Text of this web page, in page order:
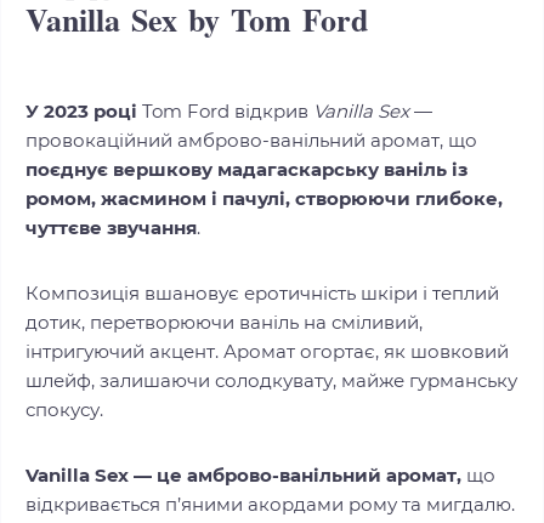
Vanilla Sex by Tom Ford
У 2023 році Tom Ford відкрив Vanilla Sex—
провокаційний амброво-ванільний аромат, що
поєднує вершкову мадагаскарську ваніль із
ромом, жасмином і пачулі, створюючи глибоке,
чуттєве звучання.
Композиція вшановує еротичність шкіри і теплий
дотик, перетворюючи ваніль на сміливий,
інтригуючий акцент. Аромат огортає, як шовковий
шлейф, залишаючи солодкувату, майже гурманську
спокусу.
Vanilla Sex — це амброво-ванільний аромат, що
відкривається п’яними акордами рому та мигдалю.